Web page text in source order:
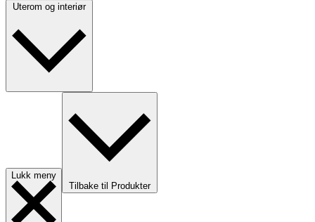
Uterom og interiør
Lukk meny
Tilbake til Produkter